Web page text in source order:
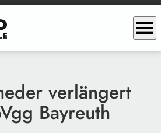
menu
verlängert
Bayreuth